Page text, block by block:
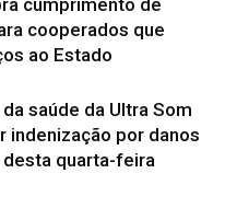
cumprimento de
cooperados que
ao Estado
saúde da Ultra Som
indenização por danos
quarta-feira